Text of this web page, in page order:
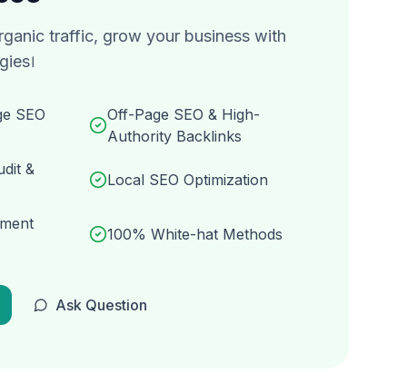
traffic, grow your business with
SEO
Off-Page SEO & High-
Authority Backlinks
&
Local SEO Optimization
100% White-hat Methods
Ask Question